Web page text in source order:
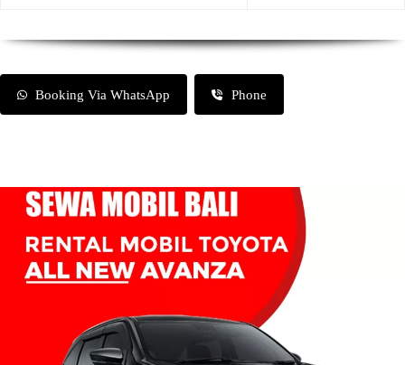
Booking Via WhatsApp Phone